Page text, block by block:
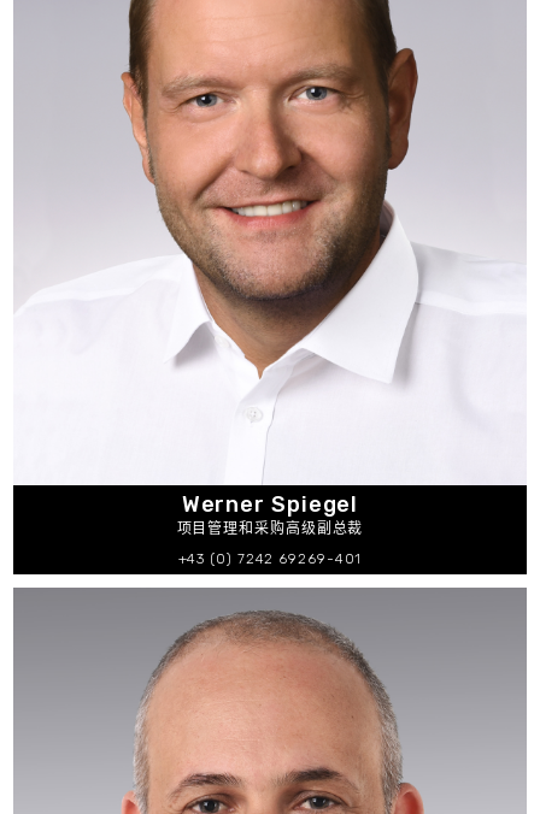
Werner Spiegel
项目管理和采购高级副总裁
+43 (0) 7242 69269-401